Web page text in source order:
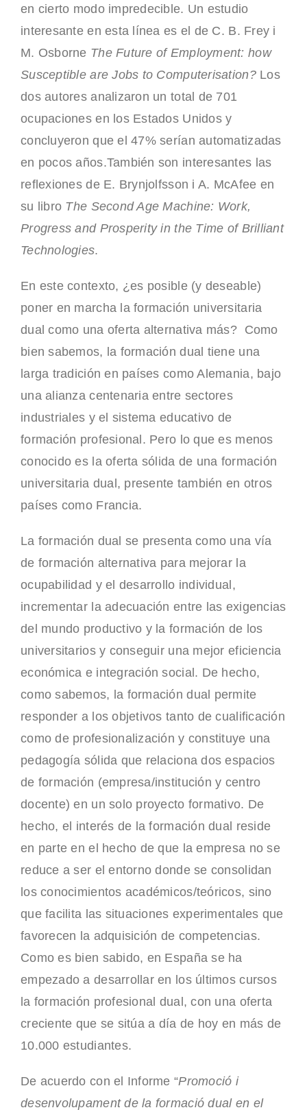
en cierto modo impredecible. Un estudio
interesante en esta línea es el de C. B. Frey i
M. Osborne The Future of Employment: how
Susceptible are Jobs to Computerisation?Los
dos autores analizaron un total de 701
ocupaciones en los Estados Unidos y
concluyeron que el 47% serían automatizadas
en pocos años.También son interesantes las
reflexiones de E. Brynjolfsson i A. McAfee en
su libro The Second Age Machine: Work,
Progress and Prosperity in the Time of Brilliant
Technologies.
En este contexto, ¿es posible (y deseable)
poner en marcha la formación universitaria
dual como una oferta alternativa más? Como
bien sabemos, la formación dual tiene una
larga tradición en países como Alemania, bajo
una alianza centenaria entre sectores
industriales y el sistema educativo de
formación profesional. Pero lo que es menos
conocido es la oferta sólida de una formación
universitaria dual, presente también en otros
países como Francia.
La formación dual se presenta como una vía
de formación alternativa para mejorar la
ocupabilidad y el desarrollo individual,
incrementar la adecuación entre las exigencias
del mundo productivo y la formación de los
universitarios y conseguir una mejor eficiencia
económica e integración social. De hecho,
como sabemos, la formación dual permite
responder a los objetivos tanto de cualificación
como de profesionalización y constituye una
pedagogía sólida que relaciona dos espacios
de formación (empresa/institución y centro
docente) en un solo proyecto formativo. De
hecho, el interés de la formación dual reside
en parte en el hecho de que la empresa no se
reduce a ser el entorno donde se consolidan
los conocimientos académicos/teóricos, sino
que facilita las situaciones experimentales que
favorecen la adquisición de competencias.
Como es bien sabido, en España se ha
empezado a desarrollar en los últimos cursos
la formación profesional dual, con una oferta
creciente que se sitúa a día de hoy en más de
10.000 estudiantes.
De acuerdo con el Informe “Promoció i
desenvolupament de la formació dual en el